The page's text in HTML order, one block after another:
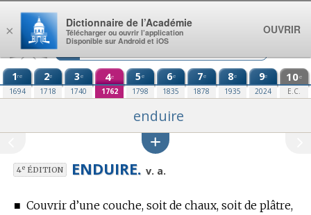
Aller au contenu
1re
1694
2e
1718
3e
1740
4e
1762
5e
1798
6e
1835
7e
1878
8e
1935
9e
2024
10e
E.C.
enduire
4eÉDITION ENDUIRE. v. a.
■ Couvrir d’une couche, soit de chaux, soit de plâtre,
×
Dictionnaire de l’Académie
Télécharger ou ouvrir l’application
Disponible sur Android et iOS
OUVRIR